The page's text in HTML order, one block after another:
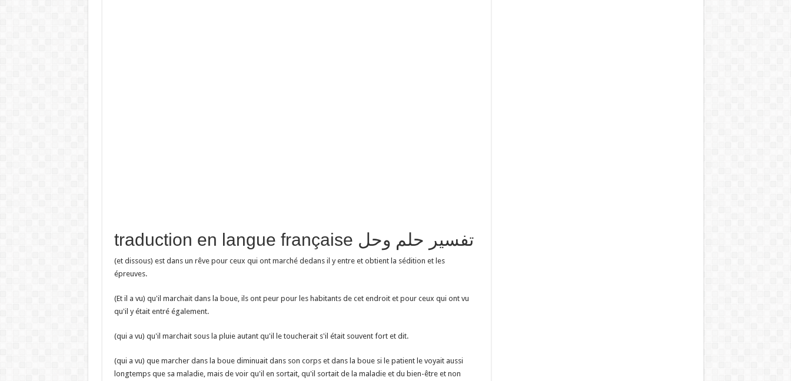
traduction en langue française تفسير حلم وحل
(et dissous) est dans un rêve pour ceux qui ont marché dedans il y entre et obtient la sédition et les
épreuves.
(Et il a vu) qu'il marchait dans la boue, ils ont peur pour les habitants de cet endroit et pour ceux qui ont vu
qu'il y était entré également.
(qui a vu) qu'il marchait sous la pluie autant qu'il le toucherait s'il était souvent fort et dit.
(qui a vu) que marcher dans la boue diminuait dans son corps et dans la boue si le patient le voyait aussi
longtemps que sa maladie, mais de voir qu'il en sortait, qu'il sortait de la maladie et du bien-être et non